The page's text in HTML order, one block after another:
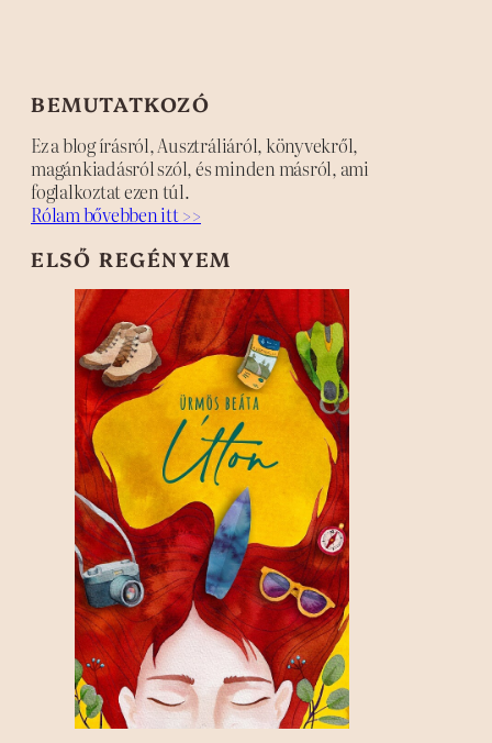
BEMUTATKOZÓ
Ez a blog írásról, Ausztráliáról, könyvekről,
magánkiadásról szól, és minden másról, ami
foglalkoztat ezen túl.
Rólam bővebben itt >>
ELSŐ REGÉNYEM